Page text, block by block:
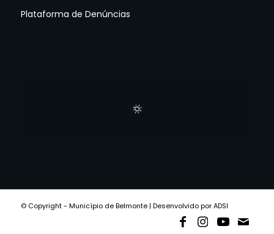
Plataforma de Denúncias
© Copyright - Município de Belmonte | Desenvolvido por ADSI